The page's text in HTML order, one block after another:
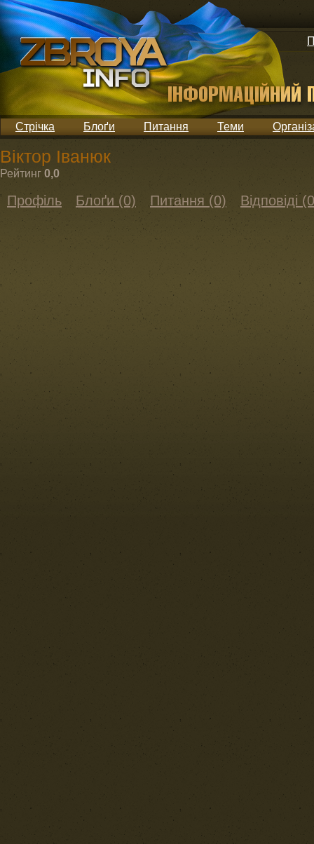
Стрічка Блоґи Питання Теми
Віктор Іванюк
Рейтинг 0,0
Профіль Блоґи (0) Питання (0) Відповіді